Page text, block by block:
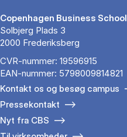
Copenhagen Business School
Solbjerg Plads 3
2000 Frederiksberg
CVR-nummer: 19596915
EAN-nummer: 5798009814821
Kontakt os og besøg campus
Pressekontakt
Nyt fra CBS